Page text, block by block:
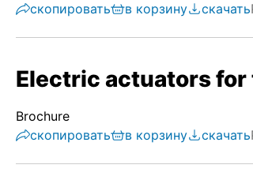
скопировать
в корзину скачать
Electric actuators for
Brochure
скопировать
в корзину скачать